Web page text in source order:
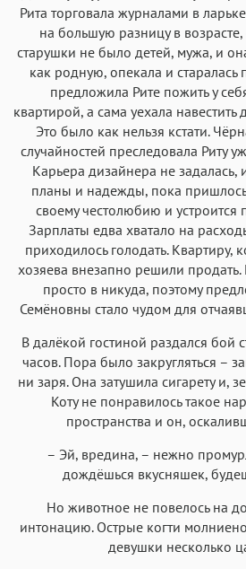
Рита торговала журналами в
на большую разницу в
старушки не было детей, мужа, и
как родную, опекала и старалась
предложила Рите пожить у
квартирой, а сама уехала
Это было как нельзя кстати.
случайностей преследовала Риту
Карьера дизайнера не задалась,
планы и надежды, пока пришлось
своему честолюбию и устроится
Зарплаты едва хватало на
приходилось голодать. Квартиру,
хозяева внезапно решили продать.
просто в никуда, поэтому
Семёновны стало чудом для
В далёкой гостиной раздался бой
часов. Пора было закругляться –
ни заря. Она затушила сигарету и,
Коту не понравилось такое
пространства и он,
– Эй, вредина, – нежно
дождёшься вкусняшек,
Но животное не повелось на
интонацию. Острые когти
девушки несколько